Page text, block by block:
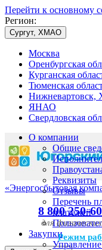
Перейти к основному
Регион:
Сургут, ХМАО
Москва
Оренбургская
Курганская
Тюменская
ЯНАО
Свердловская
«Энергосбытовая
8 800 250-
для
Режим
О компании
Общие
Реквизиты
Отзывы
Перечень
платежей
Закупки